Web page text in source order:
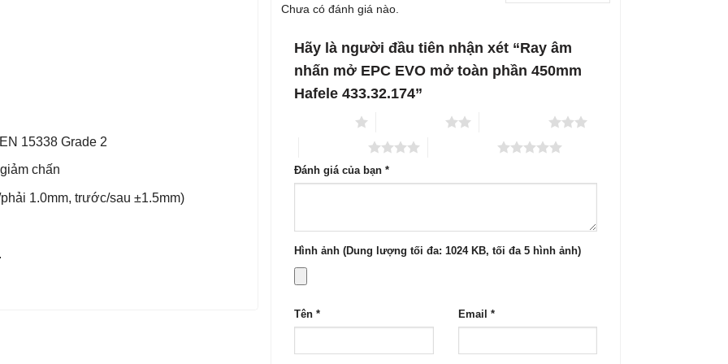
15338 Grade 2
chấn
1.0mm, trước/sau ±1.5mm)
hạng
2 5
xếp
5
Chưa có đánh giá nào.
Hãy là người đầu tiên nhận xét “Ray âm
nhấn mở EPC EVO mở toàn phần 450mm
Hafele 433.32.174”
Đánh giá của bạn*
Hình ảnh (Dung lượng tối đa: 1024 KB, tối đa 5 hình ảnh)
Tên* Email *